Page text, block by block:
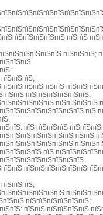
пїЅпїЅ
пїЅпїЅпїЅ;
пїЅпїЅпїЅпїЅпїЅпїЅ;
пїЅ
пїЅ пїЅпїЅпїЅ
пїЅ
пїЅпїЅпїЅпїЅпїЅпїЅ;
пїЅпїЅ пїЅпїЅпїЅпїЅ